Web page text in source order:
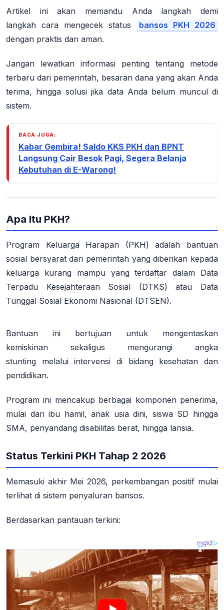
Artikel ini akan memandu Anda langkah demi
langkah cara mengecek status
bansos PKH 2026
dengan praktis dan aman.
Jangan lewatkan informasi penting tentang metode
terbaru dari pemerintah, besaran dana yang akan Anda
terima, hingga solusi jika data Anda belum muncul di
sistem.
BACA JUGA:
Kabar Gembira! Saldo KKS PKH dan BPNT
Langsung Cair Besok Pagi, Segera Belanja
Kebutuhan di E-Warong!
Apa Itu PKH?
Program Keluarga Harapan (PKH) adalah bantuan
sosial bersyarat dari pemerintah yang diberikan kepada
keluarga kurang mampu yang terdaftar dalam Data
Terpadu Kesejahteraan Sosial (DTKS) atau Data
Tunggal Sosial Ekonomi Nasional (DTSEN).
Bantuan ini bertujuan untuk mengentaskan
kemiskinan sekaligus mengurangi angka
stunting melalui intervensi di bidang kesehatan dan
pendidikan.
Program ini mencakup berbagai komponen penerima,
mulai dari ibu hamil, anak usia dini, siswa SD hingga
SMA, penyandang disabilitas berat, hingga lansia.
Status Terkini PKH Tahap 2 2026
Memasuki akhir Mei 2026, perkembangan positif mulai
terlihat di sistem penyaluran bansos.
Berdasarkan pantauan terkini: